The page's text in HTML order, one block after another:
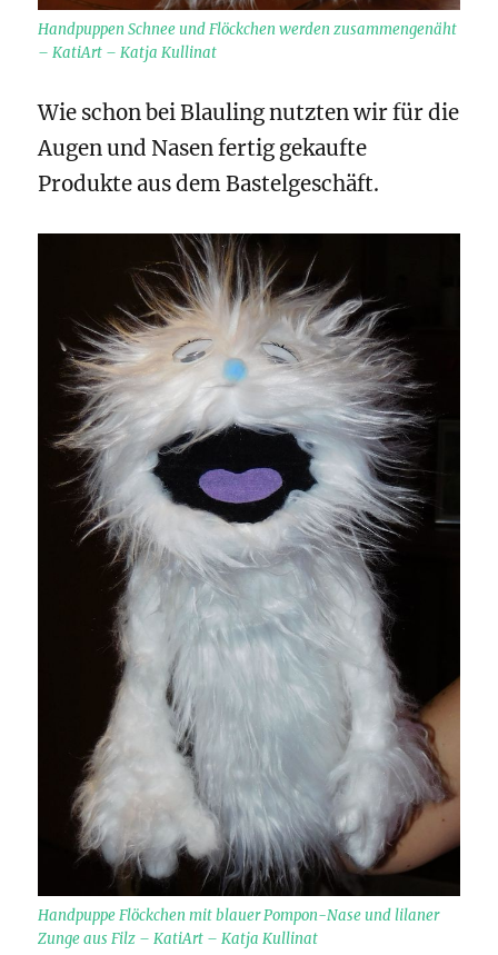
Handpuppen Schnee und Flöckchen werden zusammengenäht
– KatiArt – Katja Kullinat
Wie schon bei Blauling nutzten wir für die
Augen und Nasen fertig gekaufte
Produkte aus dem Bastelgeschäft.
Handpuppe Flöckchen mit blauer Pompon-Nase und lilaner
Zunge aus Filz – KatiArt – Katja Kullinat